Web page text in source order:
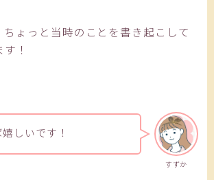
ちょっと当時のことを書き起こして
！
すずか
しいです！